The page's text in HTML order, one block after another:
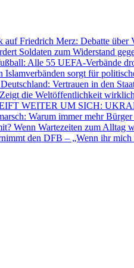
auf Friedrich Merz: Debatte
Soldaten zum Widerstand
Alle 55 UEFA-Verbände
Islamverbänden sorgt für
Vertrauen in den
die Weltöffentlichkeit
WEITER UM SICH:
Warum immer mehr Bürger
Wenn Wartezeiten zum Alltag
den DFB – „Wenn ihr